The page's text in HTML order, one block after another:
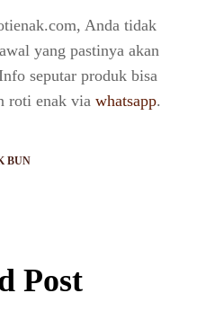
Anda tidak
yang pastinya akan
seputar produk bisa
roti enak via whatsapp.
BUN
Post